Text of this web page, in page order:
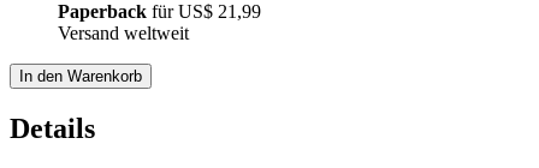
Paperback fürUS$ 21,99
Versand weltweit
In den Warenkorb
Details